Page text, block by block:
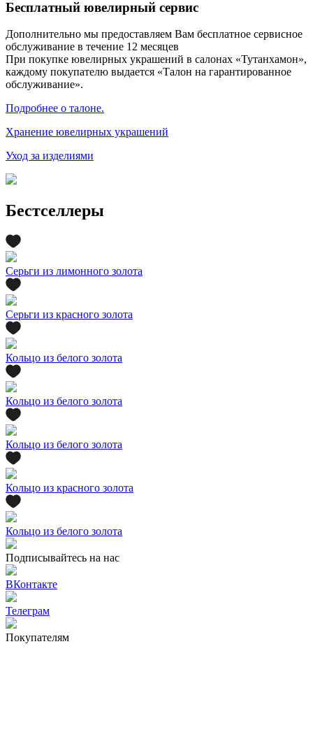
Бесплатный ювелирный сервис
Дополнительно мы предоставляем Вам бесплатное сервисное
обслуживание в течение 12 месяцев
При покупке ювелирных украшений в салонах «Тутанхамон»,
каждому покупателю выдается «Талон на гарантированное
обслуживание».
Подробнее о талоне.
Хранение ювелирных украшений
Уход за изделиями
Бестселлеры
Серьги из лимонного золота
Серьги из красного золота
Кольцо из белого золота
Кольцо из белого золота
Кольцо из белого золота
Кольцо из красного золота
Кольцо из белого золота
Подписывайтесь на нас
ВКонтакте
Телеграм
Покупателям